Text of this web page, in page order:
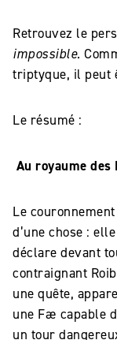
Retrouvez le
impossible.
triptyque, il peut
Le résumé :
Au royaume
Le
d’une chose :
déclare devant
contraignant
une quête,
une Fæ capable
un tour